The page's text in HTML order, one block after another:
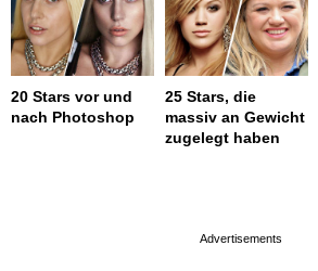
20 Stars vor und
nach Photoshop
25 Stars, die
massiv an Gewicht
zugelegt haben